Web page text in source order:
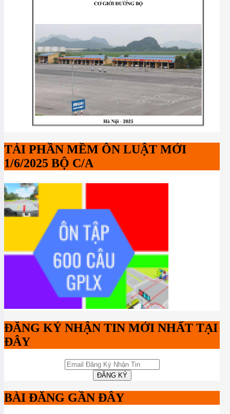
TẢI PHẦN MỀM ÔN LUẬT MỚI
1/6/2025 BỘ C/A
ĐĂNG KÝ NHẬN TIN MỚI NHẤT TẠI
ĐÂY
BÀI ĐĂNG GẦN ĐÂY